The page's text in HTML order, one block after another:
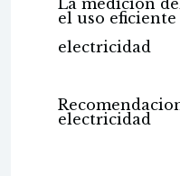
La medición
el uso eficiente
electricidad
electricidad